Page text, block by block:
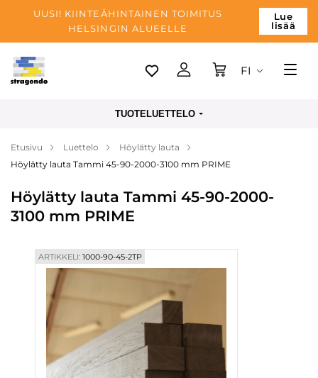
UUSI! KIINTEÄHINTAINEN TOIMITUS
HELSINGIN ALUEELLE
Lue
lisää
Tallinn
Maksu
Blogi
FI
TUOTELUETTELO
Etusivu Luettelo
Höylätty lauta
Höylätty lauta Tammi 45-90-2000-3100 mm PRIME
Höylätty lauta Tammi 45-90-2000-
3100 mm PRIME
ARTIKKELI:1000-90-45-2TP